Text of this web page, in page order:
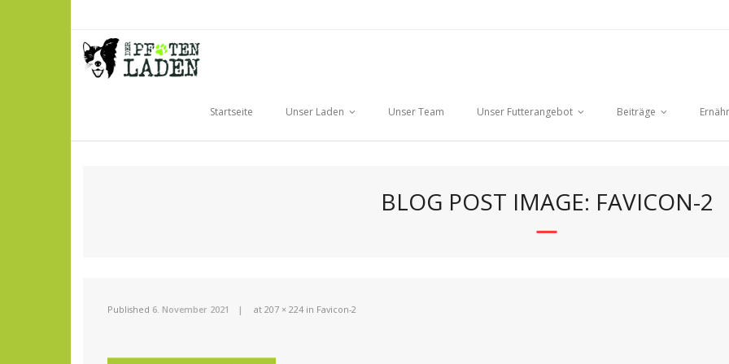
content
Startseite Unser Laden Unser Team Unser Futterangebot Beiträge
BLOG POST IMAGE: FAVICON-2
Published 6. November 2021 at 207 × 224 in Favicon-2